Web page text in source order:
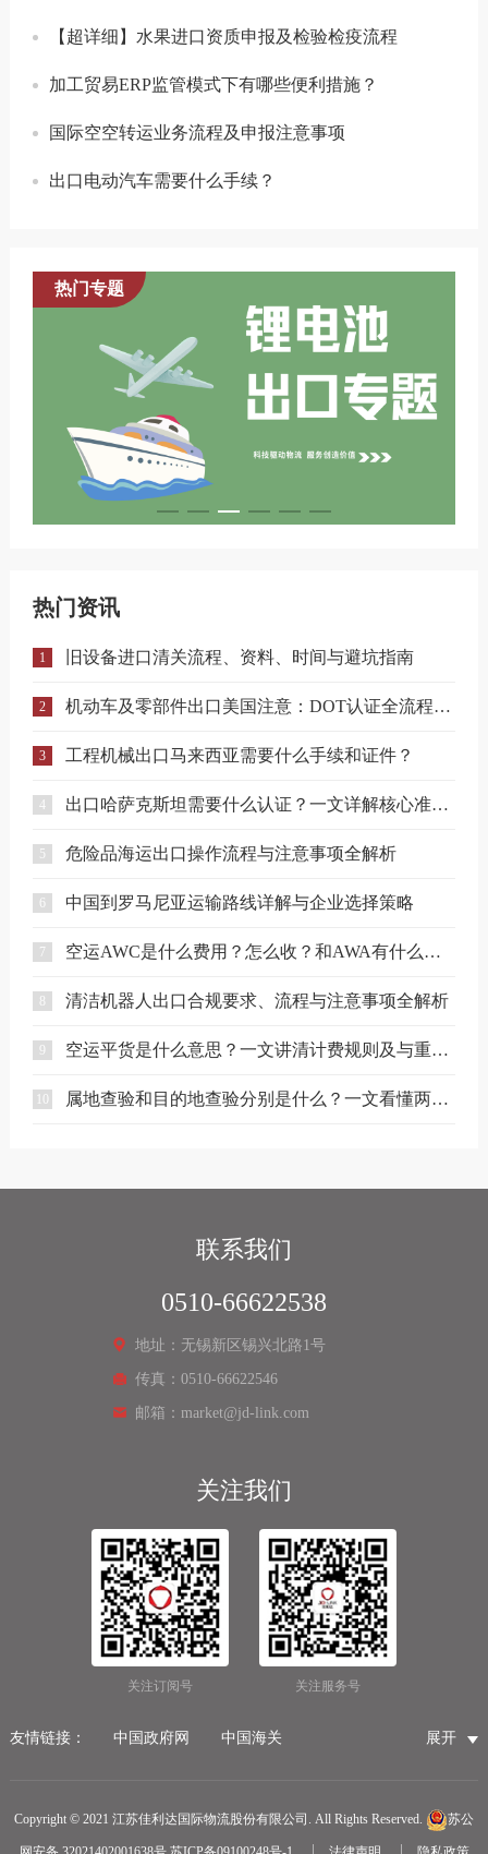
【超详细】水果进口资质申报及检验检疫流程
加工贸易ERP监管模式下有哪些便利措施？
国际空空转运业务流程及申报注意事项
出口电动汽车需要什么手续？
热门专题
热门资讯
1 旧设备进口清关流程、资料、时间与避坑指南
2 机动车及零部件出口美国注意：DOT认证全流程与合规要点详解
3 工程机械出口马来西亚需要什么手续和证件？
4 出口哈萨克斯坦需要什么认证？一文详解核心准入要求
5 危险品海运出口操作流程与注意事项全解析
6 中国到罗马尼亚运输路线详解与企业选择策略
7 空运AWC是什么费用？怎么收？和AWA有什么区别？
清洁机器人出口合规要求、流程与注意事项全解析
9 空运平货是什么意思？一文讲清计费规则及与重货、泡货的区别
属地查验和目的地查验分别是什么？一文看懂两者区别
联系我们
0510-66622538
地址：无锡新区锡兴北路1号
传真：0510-66622546
邮箱：market@jd-link.com
关注我们
关注订阅号 关注服务号
友情链接： 展开
中国政府网
中国海关
无锡海运代理
无锡仓储服务公司
无锡航空货运
医疗器械第三方仓储
Copyright © 2021 江苏佳利达国际物流股份有限公司. All Rights Reserved. 苏公